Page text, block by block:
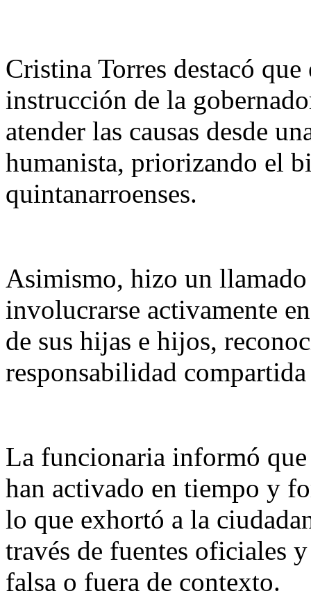
Cristina Torres destacó que
instrucción de la
atender las causas desde
humanista, priorizando el
quintanarroenses.
Asimismo, hizo un llamado
involucrarse activamente
de sus hijas e hijos,
responsabilidad
La funcionaria informó
han activado en tiempo y
lo que exhortó a la
través de fuentes oficiales
falsa o fuera de contexto.